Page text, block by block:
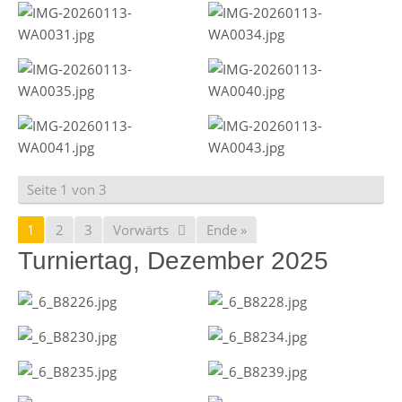
Seite 1 von 3
1 2 3 Vorwärts Ende »
Turniertag, Dezember 2025